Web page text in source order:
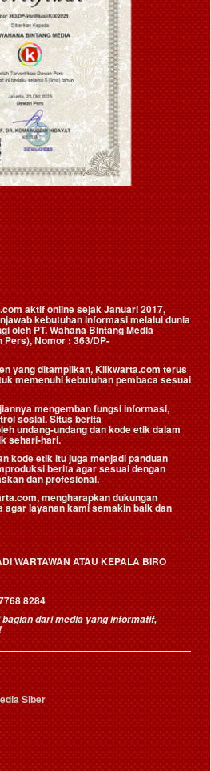
aktif online sejak Januari 2017,
kebutuhan informasi melalui dunia
oleh PT. Wahana Bintang Media
Pers), Nomor : 363/DP-
yang ditampilkan, Klikwarta.com terus
memenuhi kebutuhan pembaca sesuai
mengemban fungsi informasi,
sosial. Situs berita
undang-undang dan kode etik dalam
sehari-hari.
kode etik itu juga menjadi panduan
berita agar sesuai dengan
dan profesional.
mengharapkan dukungan
layanan kami semakin baik dan
WARTAWAN ATAU KEPALA BIRO
8284
dari media yang informatif,
Siber